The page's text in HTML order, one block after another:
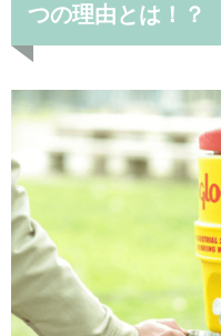
つの理由とは！？